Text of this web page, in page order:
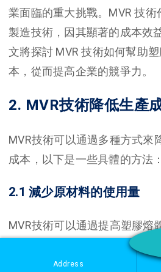
Address
業面臨的重大挑戰。MVR 技
製造技術，因其顯著的成本效
文將探討 MVR 技術如何幫助
本，從而提高企業的競爭力。
2. MVR技術降低生產
MVR技術可以通過多種方式來
成本，以下是一些具體的方法：
2.1 減少原材料的使用量
MVR技術可以通過提高塑膠熔
膠原材料的使用量。在傳統的
塑膠熔體的流動性較差，因此